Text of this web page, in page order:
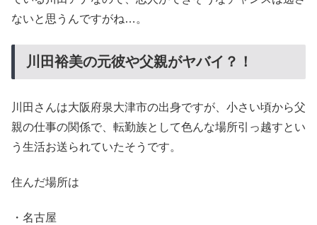
ないと思うんですがね…。
川田裕美の元彼や父親がヤバイ？！
川田さんは大阪府泉大津市の出身ですが、小さい頃から父
親の仕事の関係で、転勤族として色んな場所引っ越すとい
う生活お送られていたそうです。
住んだ場所は
・名古屋